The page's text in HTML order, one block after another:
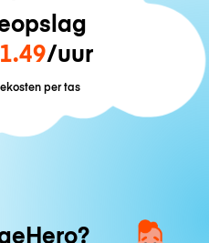
/uur
per tas